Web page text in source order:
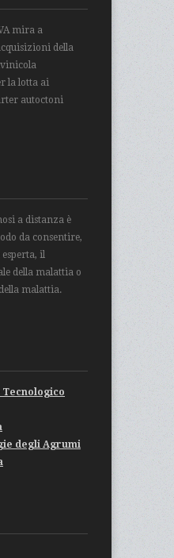
mira a
della
la lotta ai
autoctoni
a distanza è
da consentire,
il
della malattia o
malattia.
degli Agrumi